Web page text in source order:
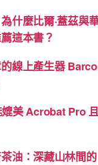
什麼比爾·蓋茲與
這本書？
線上產生器
美 Acrobat Pro
茶油：深藏山林間